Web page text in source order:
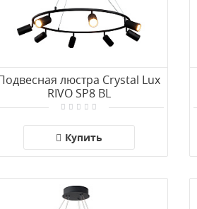
люстра Crystal Lux
RIVO SP8 BL
Купить